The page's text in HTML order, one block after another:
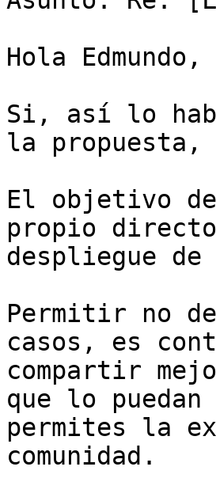
Hola Edmundo,
Si, así lo
la propuesta,
El objetivo
propio
despliegue de
Permitir no
casos, es
compartir
que lo
permites la
comunidad.